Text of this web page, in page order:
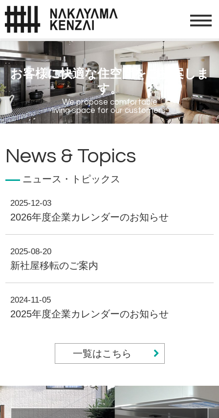
お客様に快適な住空間をご提案しま
す。
ニュース・トピックス
2025-12-03
2026年度企業カレンダーのお知らせ
2025-08-20
新社屋移転のご案内
2024-11-05
2025年度企業カレンダーのお知らせ
一覧はこちら